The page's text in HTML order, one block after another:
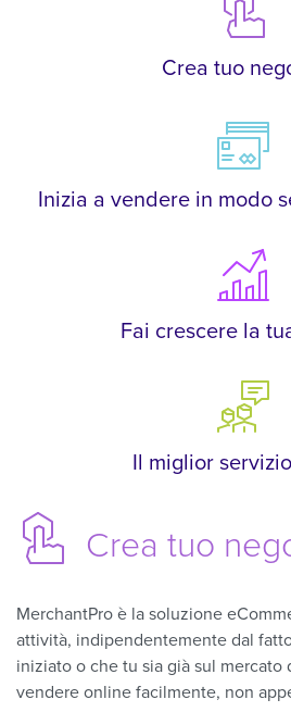
Crea tuo
Inizia a vendere in modo
Fai crescere la
Il miglior
Crea tuo
MerchantPro è la soluzione
attività, indipendentemente dal
iniziato o che tu sia già sul mercato
vendere online facilmente, non